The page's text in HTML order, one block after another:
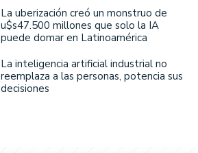
La uberización creó un monstruo de
u$s47.500 millones que solo la IA
puede domar en Latinoamérica
La inteligencia artificial industrial no
reemplaza a las personas, potencia sus
decisiones